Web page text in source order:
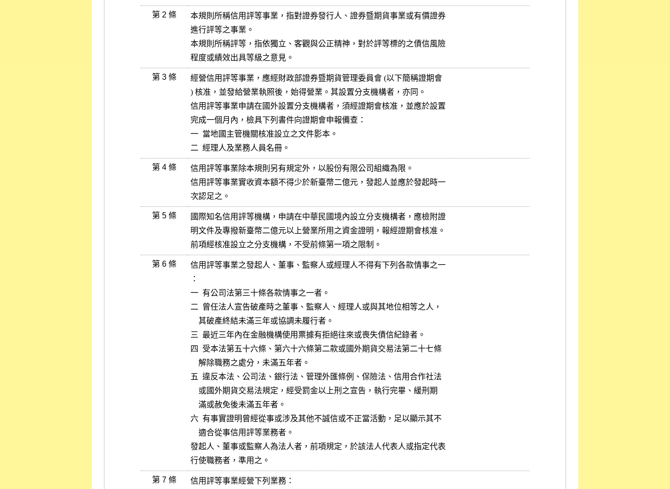
第 2 條
本規則所稱信用評等事業，指對證券發行人、證券暨期貨事業或有價證券
進行評等之事業。
本規則所稱評等，指依獨立、客觀與公正精神，對於評等標的之債信風險
程度或績效出具等級之意見。
第 3 條
經營信用評等事業，應經財政部證券暨期貨管理委員會 (以下簡稱證期會
) 核准，並發給營業執照後，始得營業。其設置分支機構者，亦同。
信用評等事業申請在國外設置分支機構者，須經證期會核准，並應於設置
完成一個月內，檢具下列書件向證期會申報備查：
一  當地國主管機關核准設立之文件影本。
二  經理人及業務人員名冊。
第 4 條
信用評等事業除本規則另有規定外，以股份有限公司組織為限。
信用評等事業實收資本額不得少於新臺幣二億元，發起人並應於發起時一
次認足之。
第 5 條
國際知名信用評等機構，申請在中華民國境內設立分支機構者，應檢附證
明文件及專撥新臺幣二億元以上營業所用之資金證明，報經證期會核准。
前項經核准設立之分支機構，不受前條第一項之限制。
第 6 條
信用評等事業之發起人、董事、監察人或經理人不得有下列各款情事之一
：
一  有公司法第三十條各款情事之一者。
二  曾任法人宣告破產時之董事、監察人、經理人或與其地位相等之人，
三  最近三年內在金融機構使用票據有拒絕往來或喪失債信紀錄者。
四  受本法第五十六條、第六十六條第二款或國外期貨交易法第二十七條
五  違反本法、公司法、銀行法、管理外匯條例、保險法、信用合作社法
六  有事實證明曾經從事或涉及其他不誠信或不正當活動，足以顯示其不
發起人、董事或監察人為法人者，前項規定，於該法人代表人或指定代表
行使職務者，準用之。
第 7 條
信用評等事業經營下列業務：